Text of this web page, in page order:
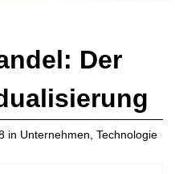
Der
in Unternehmen Technologie